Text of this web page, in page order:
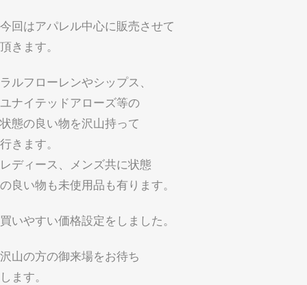
今回はアパレル中心に販売させて
頂きます。
ラルフローレンやシップス、
ユナイテッドアローズ等の
状態の良い物を沢山持って
行きます。
レディース、メンズ共に状態
の良い物も未使用品も有ります。
買いやすい価格設定をしました。
沢山の方の御来場をお待ち
します。